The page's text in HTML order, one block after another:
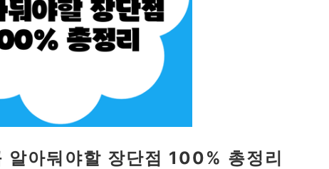
아둬야할 장단점 100% 총정리